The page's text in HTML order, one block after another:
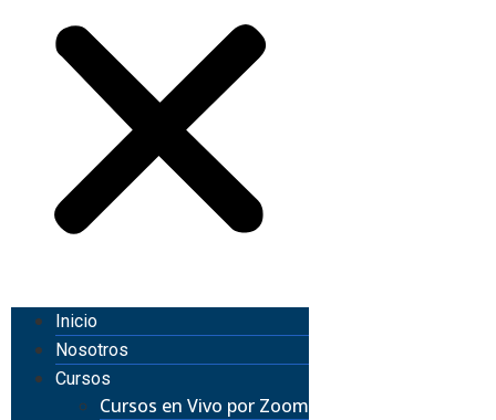
Inicio
Nosotros
Cursos
Cursos en Vivo por Zoom